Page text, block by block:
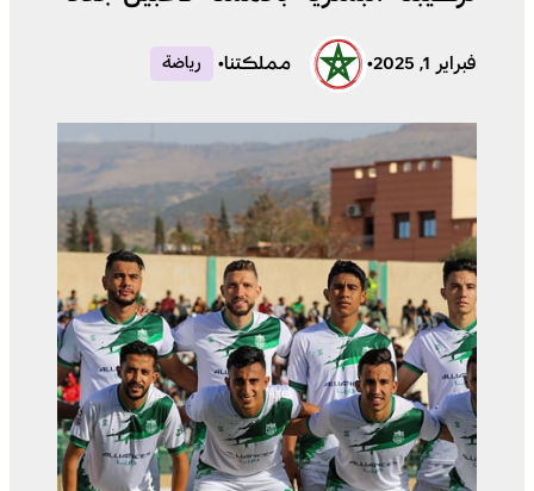
فبراير 1, 2025 • مملكتنا• رياضة